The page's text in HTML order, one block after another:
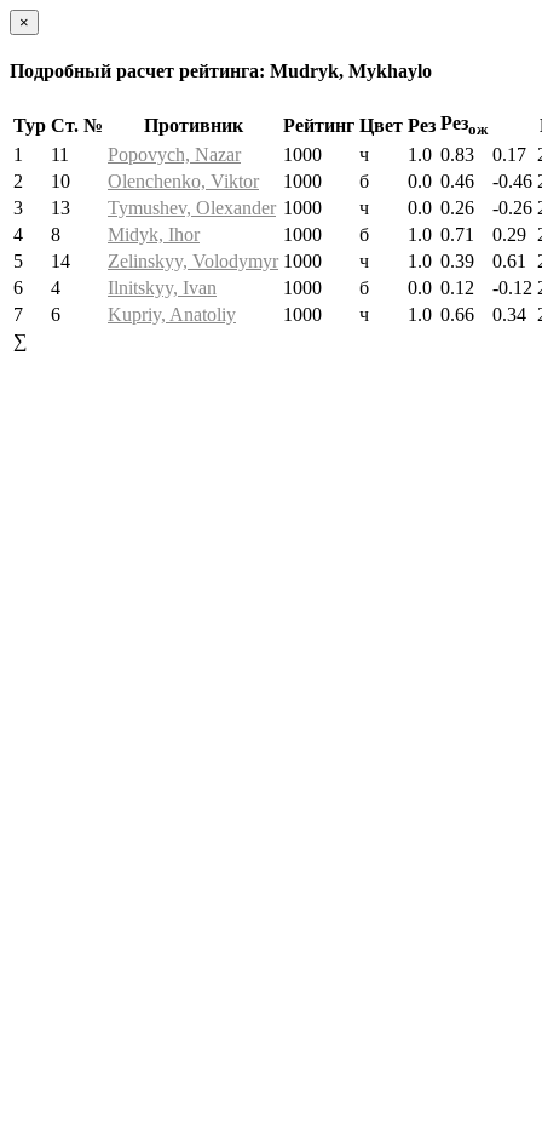
×
Подробный расчет рейтинга: Mudryk, Mykhaylo
Тур Ст. № Противник Рейтинг Цвет Рез Резож
1
11 Popovych, Nazar 1000 ч 1.0 0.83 0.17
2
10 Olenchenko, Viktor 1000 б 0.0 0.46 -0.46
3
13 Tymushev, Olexander 1000 ч 0.0 0.26 -0.26
4
8 Midyk, Ihor 1000 б 1.0 0.71 0.29
5
14 Zelinskyy, Volodymyr 1000 ч 1.0 0.39 0.61
6
4 Ilnitskyy, Ivan 1000 б 0.0 0.12 -0.12
7
6 Kupriy, Anatoliy 1000 ч 1.0 0.66 0.34
∑